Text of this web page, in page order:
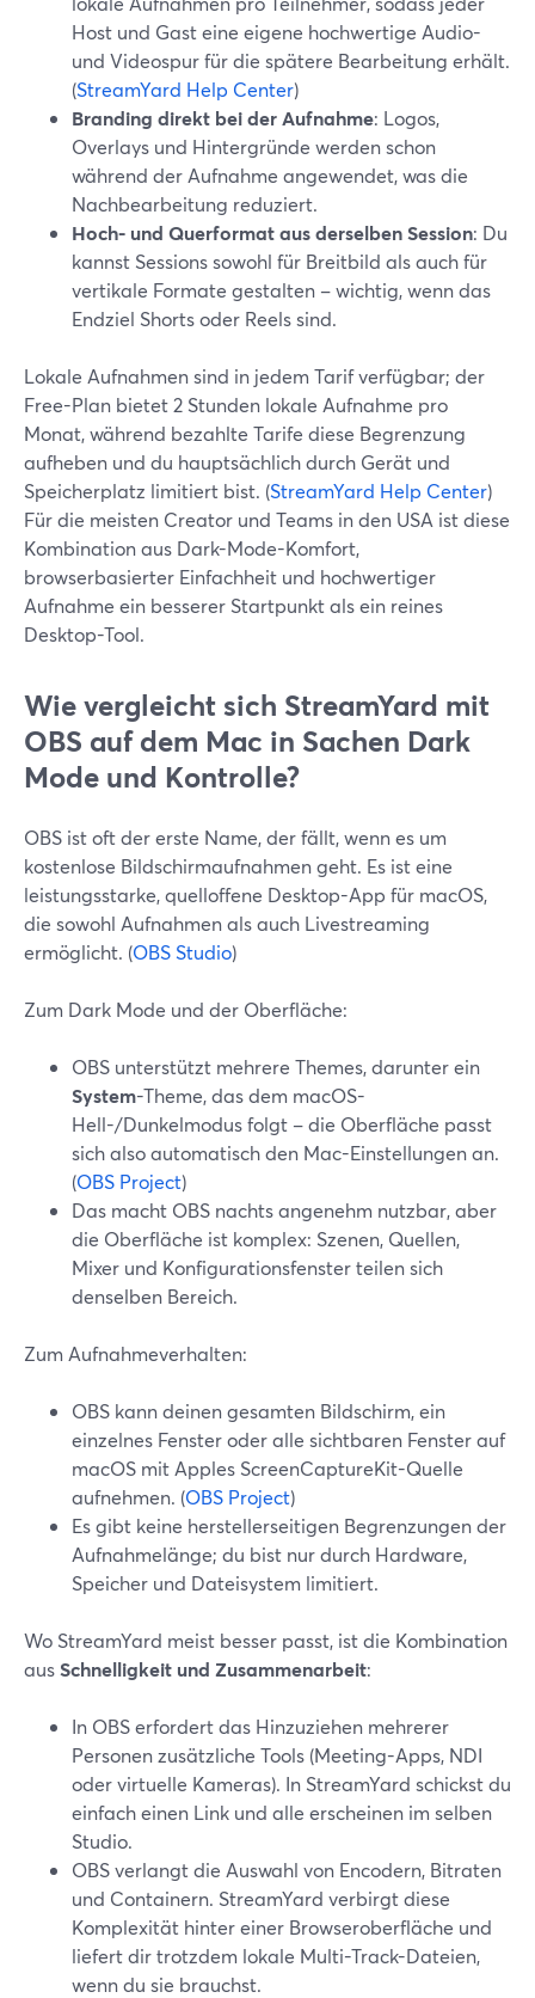
Host und Gast eine eigene hochwertige Audio-
und Videospur für die spätere Bearbeitung erhält.
(StreamYard Help Center)
Branding direkt bei der Aufnahme: Logos,
Overlays und Hintergründe werden schon
während der Aufnahme angewendet, was die
Nachbearbeitung reduziert.
Hoch- und Querformat aus derselben Session: Du
kannst Sessions sowohl für Breitbild als auch für
vertikale Formate gestalten – wichtig, wenn das
Endziel Shorts oder Reels sind.
Lokale Aufnahmen sind in jedem Tarif verfügbar; der
Free-Plan bietet 2 Stunden lokale Aufnahme pro
Monat, während bezahlte Tarife diese Begrenzung
aufheben und du hauptsächlich durch Gerät und
Speicherplatz limitiert bist. (StreamYard Help Center)
Für die meisten Creator und Teams in den USA ist diese
Kombination aus Dark-Mode-Komfort,
browserbasierter Einfachheit und hochwertiger
Aufnahme ein besserer Startpunkt als ein reines
Desktop-Tool.
Wie vergleicht sich StreamYard mit
OBS auf dem Mac in Sachen Dark
Mode und Kontrolle?
OBS ist oft der erste Name, der fällt, wenn es um
kostenlose Bildschirmaufnahmen geht. Es ist eine
leistungsstarke, quelloffene Desktop-App für macOS,
die sowohl Aufnahmen als auch Livestreaming
ermöglicht. (OBS Studio)
Zum Dark Mode und der Oberfläche:
OBS unterstützt mehrere Themes, darunter ein
System-Theme, das dem macOS-
Hell-/Dunkelmodus folgt – die Oberfläche passt
sich also automatisch den Mac-Einstellungen an.
(OBS Project)
Das macht OBS nachts angenehm nutzbar, aber
die Oberfläche ist komplex: Szenen, Quellen,
Mixer und Konfigurationsfenster teilen sich
denselben Bereich.
Zum Aufnahmeverhalten:
OBS kann deinen gesamten Bildschirm, ein
einzelnes Fenster oder alle sichtbaren Fenster auf
macOS mit Apples ScreenCaptureKit-Quelle
aufnehmen. (OBS Project)
Es gibt keine herstellerseitigen Begrenzungen der
Aufnahmelänge; du bist nur durch Hardware,
Speicher und Dateisystem limitiert.
Wo StreamYard meist besser passt, ist die Kombination
ausSchnelligkeit und Zusammenarbeit:
In OBS erfordert das Hinzuziehen mehrerer
Personen zusätzliche Tools (Meeting-Apps, NDI
oder virtuelle Kameras). In StreamYard schickst du
einfach einen Link und alle erscheinen im selben
Studio.
OBS verlangt die Auswahl von Encodern, Bitraten
und Containern. StreamYard verbirgt diese
Komplexität hinter einer Browseroberfläche und
liefert dir trotzdem lokale Multi-Track-Dateien,
wenn du sie brauchst.